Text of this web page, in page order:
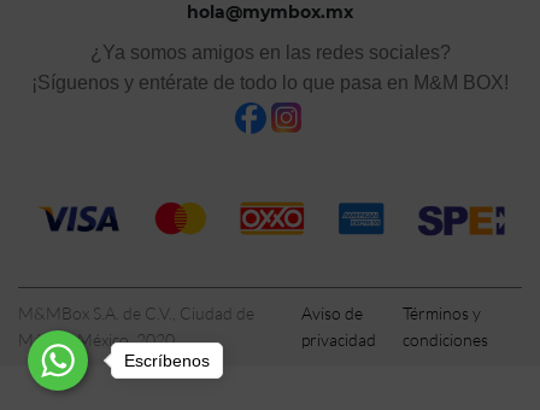
hola@mymbox.mx
¿Ya somos amigos en las redes sociales?
¡Síguenos y entérate de todo lo que pasa en M&M BOX!
M&MBox S.A. de C.V., Ciudad de
México, México, 2020
Aviso de
privacidad
Términos y
condiciones
Escríbenos